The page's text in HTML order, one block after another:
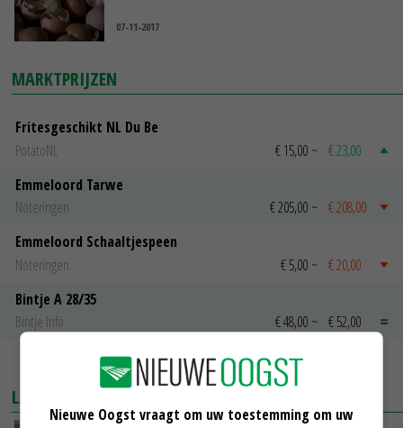
07-11-2017
MARKTPRIJZEN
Fritesgeschikt NL Du Be
PotatoNL
€ 15,00 ~ € 23,00
Emmeloord Tarwe
Noteringen
€ 205,00 ~ € 208,00
Emmeloord Schaaltjespeen
Noteringen
€ 5,00 ~ € 20,00
Bintje A 28/35
Bintje Info
€ 48,00 ~ € 52,00
MEER MARKTPRIJZEN
LAATSTE NIEUWS
Nieuwe Oogst vraagt om uw toestemming om uw